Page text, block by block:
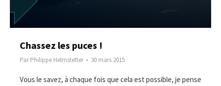
Chassez les puces !
ParPhilippe Helmstetter 30 mars 2015
Vous le savez, à chaque fois que cela est possible, je pense